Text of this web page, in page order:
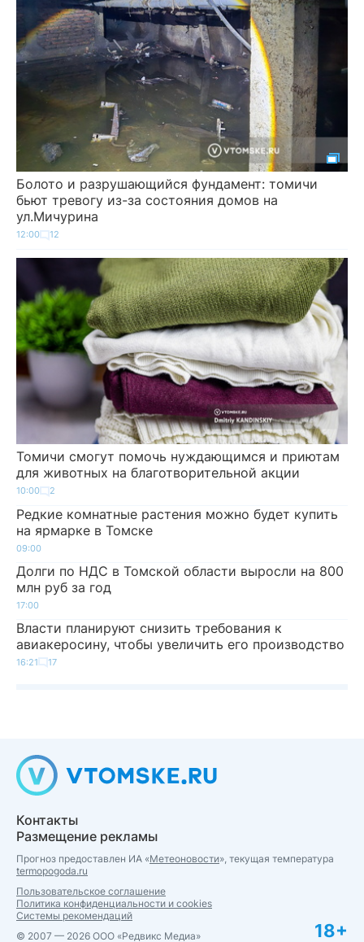
Болото и разрушающийся фундамент: томичи
бьют тревогу из-за состояния домов на
ул.Мичурина
12:00 12
Томичи смогут помочь нуждающимся и приютам
для животных на благотворительной акции
10:00 2
Редкие комнатные растения можно будет купить
на ярмарке в Томске
09:00
Долги по НДС в Томской области выросли на 800
млн руб за год
17:00
Власти планируют снизить требования к
авиакеросину, чтобы увеличить его производство
16:21 17
Контакты
Размещение рекламы
Прогноз предоставлен ИА «Метеоновости», текущая температура
termopogoda.ru
Пользовательское соглашение
Политика конфиденциальности и cookies
Системы рекомендаций
© 2007 — 2026 ООО «Редвикс Медиа»
18+